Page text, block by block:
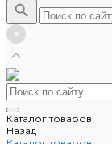
Каталог товаров
Назад